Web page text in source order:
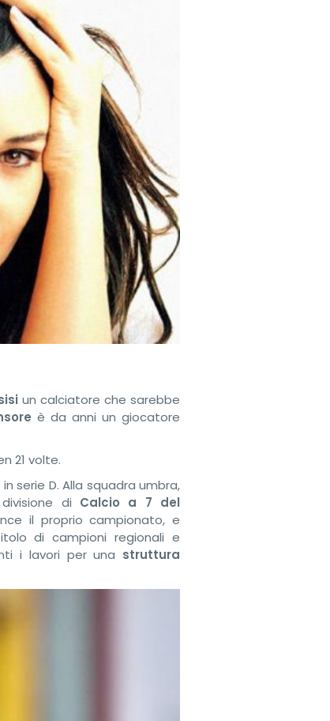
un calciatore che sarebbe
è da anni un giocatore
21 volte.
serie D. Alla squadra umbra,
di Calcio a 7 del
il proprio campionato, e
di campioni regionali e
i lavori per una struttura